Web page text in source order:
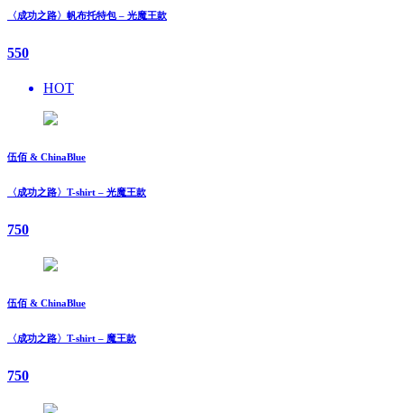
〈成功之路〉帆布托特包 – 光魔王款
550
HOT
伍佰 & ChinaBlue
〈成功之路〉T-shirt – 光魔王款
750
伍佰 & ChinaBlue
〈成功之路〉T-shirt – 魔王款
750